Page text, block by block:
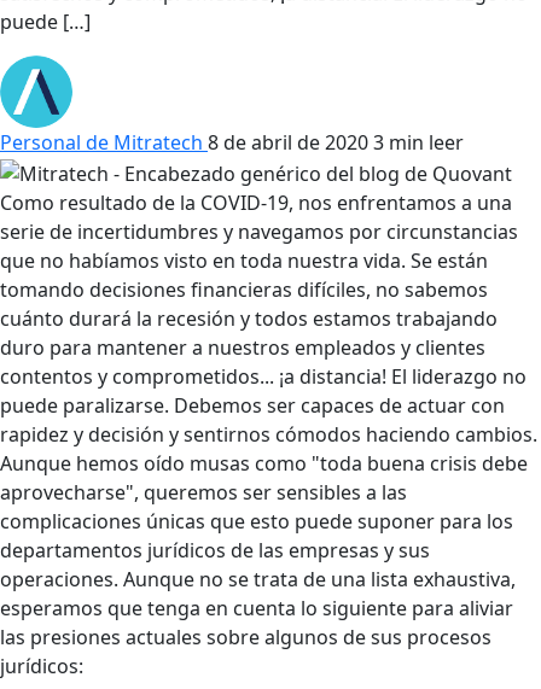
puede […]
Personal de Mitratech 8 de abril de 20203 min leer
Como resultado de la COVID-19, nos enfrentamos a una
serie de incertidumbres y navegamos por circunstancias
que no habíamos visto en toda nuestra vida. Se están
tomando decisiones financieras difíciles, no sabemos
cuánto durará la recesión y todos estamos trabajando
duro para mantener a nuestros empleados y clientes
contentos y comprometidos... ¡a distancia! El liderazgo no
puede paralizarse. Debemos ser capaces de actuar con
rapidez y decisión y sentirnos cómodos haciendo cambios.
Aunque hemos oído musas como "toda buena crisis debe
aprovecharse", queremos ser sensibles a las
complicaciones únicas que esto puede suponer para los
departamentos jurídicos de las empresas y sus
operaciones. Aunque no se trata de una lista exhaustiva,
esperamos que tenga en cuenta lo siguiente para aliviar
las presiones actuales sobre algunos de sus procesos
jurídicos: